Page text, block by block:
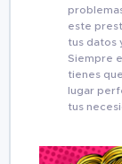
este
tus datos
Siempre
tienes
lugar
tus